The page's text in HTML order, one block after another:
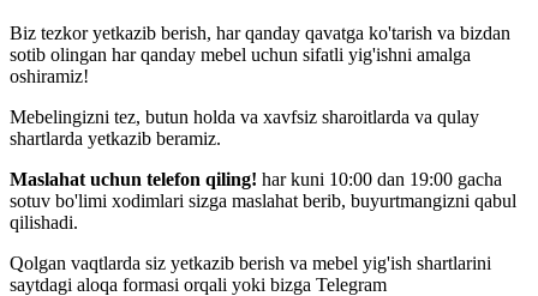
Biz tezkor yetkazib berish, har qanday qavatga ko'tarish va bizdan
sotib olingan har qanday mebel uchun sifatli yig'ishni amalga
oshiramiz!
Mebelingizni tez, butun holda va xavfsiz sharoitlarda va qulay
shartlarda yetkazib beramiz.
Maslahat uchun telefon qiling! har kuni 10:00 dan 19:00 gacha
sotuv bo'limi xodimlari sizga maslahat berib, buyurtmangizni qabul
qilishadi.
Qolgan vaqtlarda siz yetkazib berish va mebel yig'ish shartlarini
saytdagi aloqa formasi orqali yoki bizga Telegram